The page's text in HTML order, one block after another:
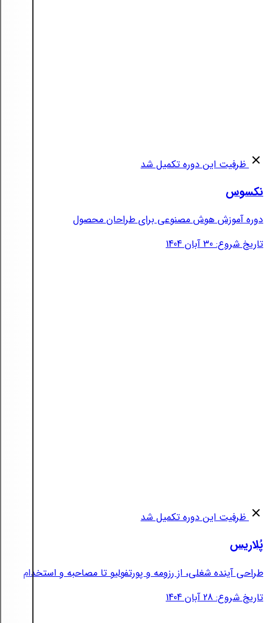
ظرفیت این دوره تکمیل شد
نکسوس
دوره آموزش هوش مصنوعی برای طراحان محصول
تاریخ شروع: 30 آبان 1404
ظرفیت این دوره تکمیل شد
پُلاریس
طراحی آینده شغلی، از رزومه و پورتفولیو تا مصاحبه و استخدام
تاریخ شروع: 28 آبان 1404